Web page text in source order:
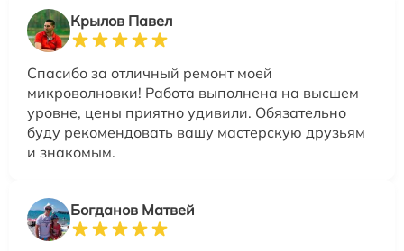
Крылов Павел
Спасибо за отличный ремонт моей
микроволновки! Работа выполнена на высшем
уровне, цены приятно удивили. Обязательно
буду рекомендовать вашу мастерскую друзьям
и знакомым.
Богданов Матвей